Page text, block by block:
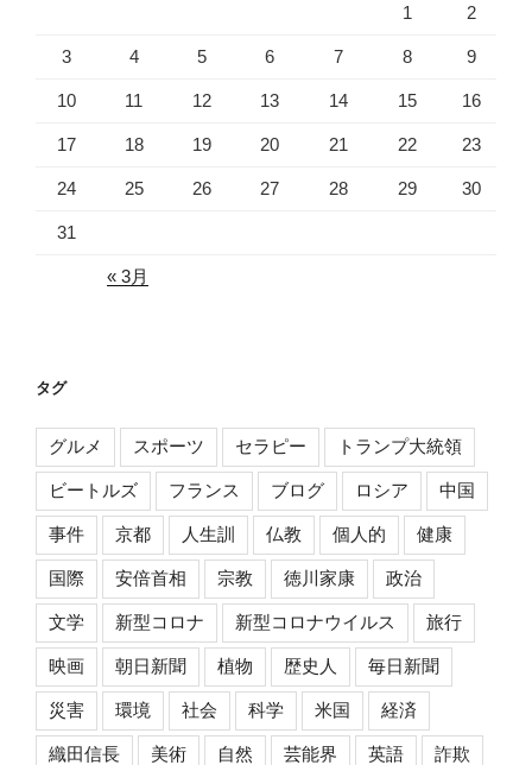
1 2
3 4 5 6 7 8 9
10 11 12 13 14 15 16
17 18 19 20 21 22 23
24 25 26 27 28 29 30
31
« 3月
タグ
グルメ スポーツ セラピー トランプ大統領
ビートルズ フランス ブログ ロシア 中国
事件 京都 人生訓 仏教 個人的 健康
国際 安倍首相 宗教 徳川家康 政治
文学 新型コロナ 新型コロナウイルス 旅行
映画 朝日新聞 植物 歴史人 毎日新聞
災害 環境 社会 科学 米国 経済
織田信長 美術 自然 芸能界 英語 詐欺